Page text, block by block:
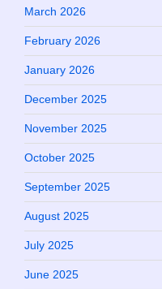
March 2026
February 2026
January 2026
December 2025
November 2025
October 2025
September 2025
August 2025
July 2025
June 2025